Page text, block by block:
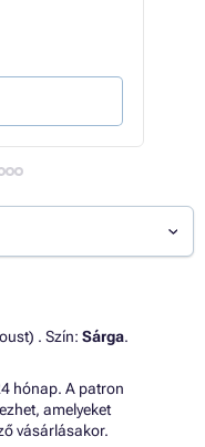
. Szín: Sárga.
hónap. A patron
amelyeket
vásárlásakor.